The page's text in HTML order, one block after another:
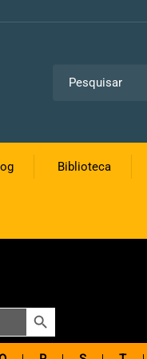
Biblioteca
SEARCH BUTTON